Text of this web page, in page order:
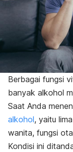
Berbagai fungsi
banyak alkohol
Saat Anda
alkohol, yaitu
wanita, fungsi
Kondisi ini